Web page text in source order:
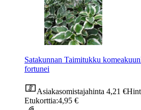
Satakunnan Taimitukku
fortunei
Asiakasomistajahinta 4,21 €
Etukorttia:4,95 €